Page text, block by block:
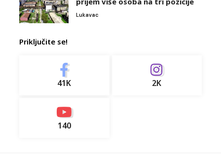
Lukavac
Priključite se!
41K 2K
140